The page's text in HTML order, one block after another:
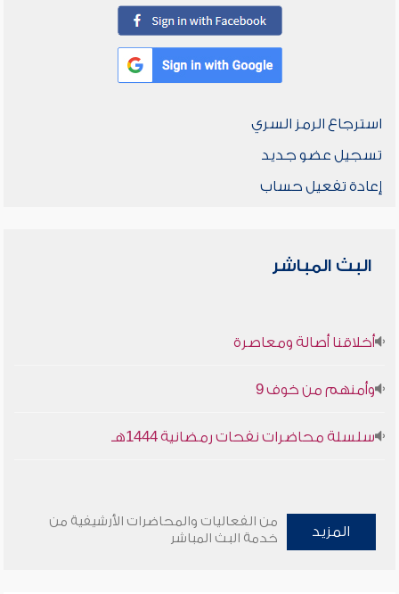
استرجاع الرمز السري
تسجيل عضو جديد
إعادة تفعيل حساب
البث المباشر
أخلاقنا أصالة ومعاصرة
وأمنهم من خوف 9
سلسلة محاضرات نفحات رمضانية 1444هـ
المزيد
من الفعاليات والمحاضرات الأرشيفية من
خدمة البث المباشر